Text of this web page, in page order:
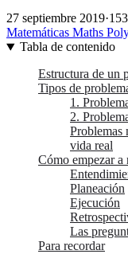
27 septiembre 2019·
Matemáticas Maths
Tabla de contenido
Estructura de un
Tipos de
1.
2.
Problemas
vida real
Cómo empezar
Planeación
Ejecución
Las
Para recordar